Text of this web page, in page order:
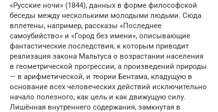
«Русские ночи» (1844), данных в форме философской
беседы между несколькими молодыми людьми. Сюда
вплетены, например, рассказы «Последнее
самоубийство» и «Город без имени», описывающие
фантастические последствия, к которым приводит
реализация закона Мальтуса о возрастании населения
в геометрической прогрессии, а произведений природы
— в арифметической, и теории Бентама, кладущую в
основание всех человеческих действий исключительно
начало полезного, как цель и как движущую силу.
Лишённая внутреннего содержания, замкнутая в